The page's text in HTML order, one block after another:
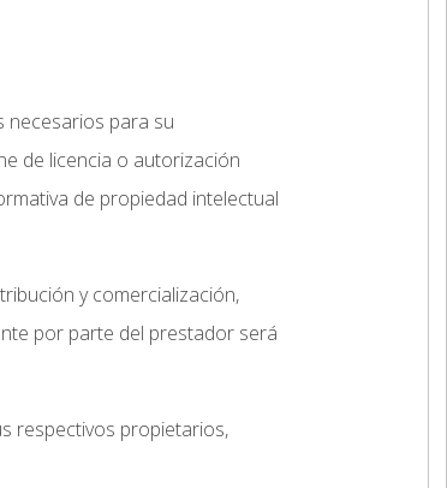
necesarios para su
de licencia o autorización
de propiedad intelectual
y comercialización,
por parte del prestador será
respectivos propietarios,